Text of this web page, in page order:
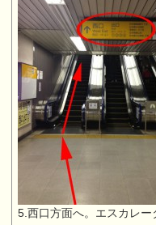
5.西口方面へ。エスカレー